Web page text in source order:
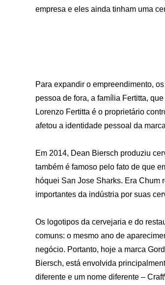
empresa e eles ainda tinham uma
Para expandir o empreendimento,
pessoa de fora, a família Fertitta,
Lorenzo Fertitta é o proprietário
afetou a identidade pessoal da
Em 2014, Dean Biersch produziu
também é famoso pelo fato de que
hóquei San Jose Sharks. Era Chum
importantes da indústria por suas
Os logotipos da cervejaria e do
comuns: o mesmo ano de
negócio. Portanto, hoje a marca
Biersch, está envolvida
diferente e um nome diferente –